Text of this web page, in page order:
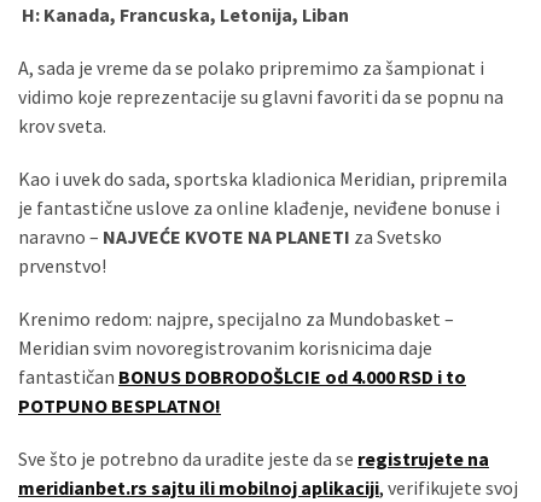
Црква
(140)
H: Kanada, Francuska, Letonija, Liban
A, sada je vreme da se polako pripremimo za šampionat i
vidimo koje reprezentacije su glavni favoriti da se popnu na
krov sveta.
Kao i uvek do sada, sportska kladionica Meridian, pripremila
je fantastične uslove za online klađenje, neviđene bonuse i
naravno – NAJVEĆE KVOTE NA PLANETI za Svetsko
prvenstvo!
Krenimo redom: najpre, specijalno za Mundobasket –
Meridian svim novoregistrovanim korisnicima daje
fantastičan BONUS DOBRODOŠLCIE od 4.000 RSD i to
POTPUNO BESPLATNO!
Sve što je potrebno da uradite jeste da se registrujete na
meridianbet.rs sajtu ili mobilnoj aplikaciji, verifikujete svoj